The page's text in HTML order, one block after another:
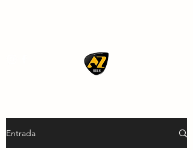
Entrada